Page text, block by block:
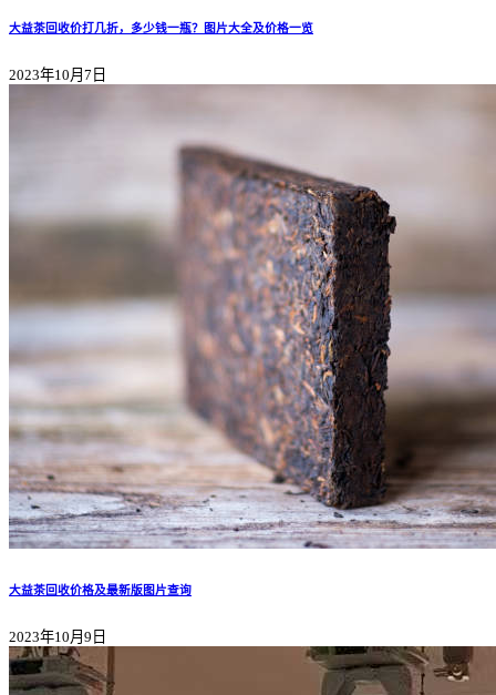
大益茶回收价打几折，多少钱一瓶？图片大全及价格一览
2023年10月7日
大益茶回收价格及最新版图片查询
2023年10月9日